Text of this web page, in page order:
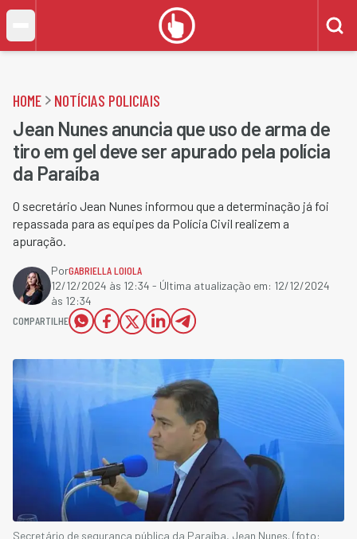
HOME NOTÍCIAS POLICIAIS
Jean Nunes anuncia que uso de arma de
tiro em gel deve ser apurado pela polícia
da Paraíba
O secretário Jean Nunes informou que a determinação já foi
repassada para as equipes da Polícia Civil realizem a
apuração.
PorGABRIELLA LOIOLA
12/12/2024 às 12:34 - Última atualização em: 12/12/2024
às 12:34
COMPARTILHE
Secretário de segurança pública da Paraíba, Jean Nunes. (foto: